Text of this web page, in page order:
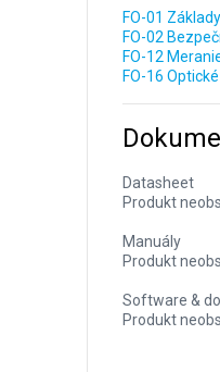
FO-01
FO-02
FO-12
FO-16
Datasheet
Produkt
Manuály
Produkt
Software &
Produkt